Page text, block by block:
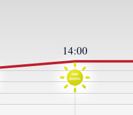
14:00